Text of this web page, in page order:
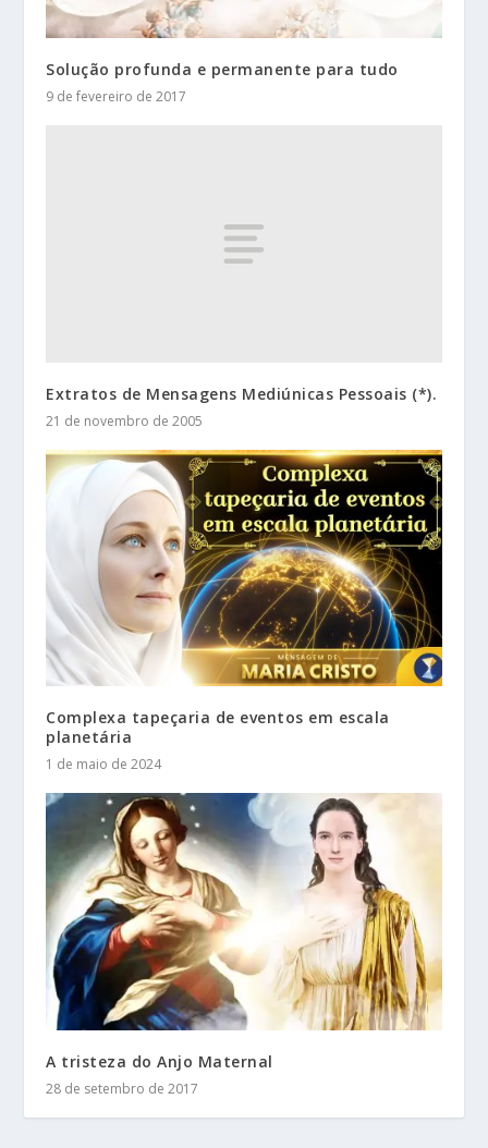
Solução profunda e permanente para tudo
9 de fevereiro de 2017
Extratos de Mensagens Mediúnicas Pessoais (*).
21 de novembro de 2005
Complexa tapeçaria de eventos em escala
planetária
1 de maio de 2024
A tristeza do Anjo Maternal
28 de setembro de 2017